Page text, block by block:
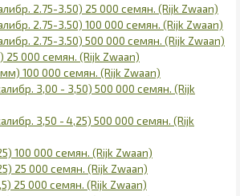
2.75-3.50) 25 000 семян. (Rijk Zwaan)
2.75-3.50) 100 000 семян. (Rijk Zwaan)
2.75-3.50) 500 000 семян. (Rijk Zwaan)
25 000 семян. (Rijk Zwaan)
100 000 семян. (Rijk Zwaan)
3,00 - 3,50) 500 000 семян. (Rijk
3,50 - 4,25) 500 000 семян. (Rijk
100 000 семян. (Rijk Zwaan)
25 000 семян. (Rijk Zwaan)
25 000 семян. (Rijk Zwaan)